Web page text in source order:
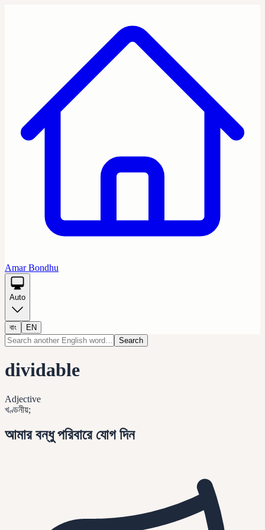
Amar Bondhu
Auto
বাং
EN
Search
dividable
Adjective
খণ্ডনীয়;
আমার বন্ধু পরিবারে যোগ দিন